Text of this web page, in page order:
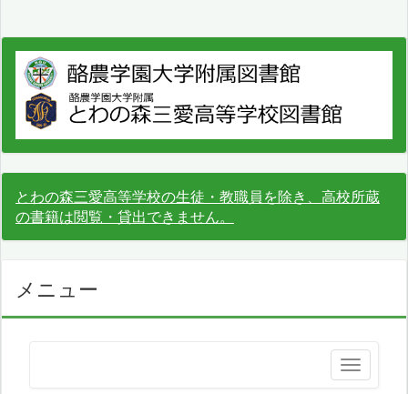
とわの森三愛高等学校の生徒・教職員を除き、高校所蔵
の書籍は閲覧・貸出できません。
メニュー